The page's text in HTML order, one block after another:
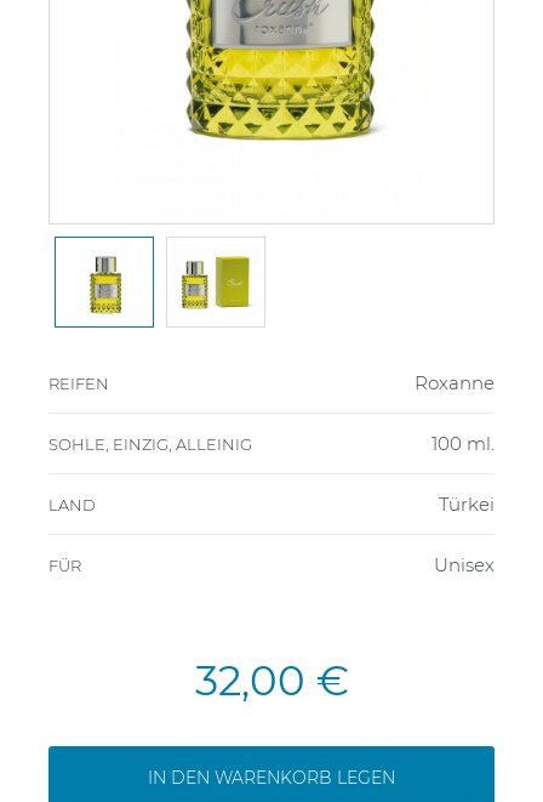
REIFEN Roxanne
SOHLE, EINZIG, ALLEINIG 100 ml.
LAND Türkei
FÜR Unisex
32,00 €
IN DEN WARENKORB LEGEN